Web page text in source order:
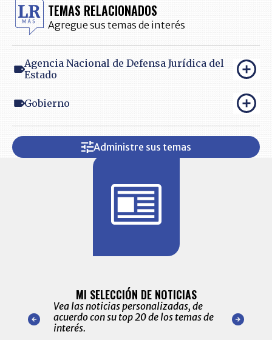
TEMAS RELACIONADOS
Agregue sus temas de interés
Agencia Nacional de Defensa Jurídica del
Estado
Gobierno
Administre sus temas
nuestro
para
MI SELECCIÓN DE NOTICIAS
Vea las noticias personalizadas, de
acuerdo con su top 20 de los temas de
interés.
de las